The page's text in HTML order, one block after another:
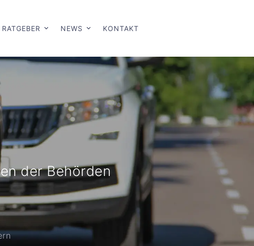
RATGEBER NEWS KONTAKT
der Behörden